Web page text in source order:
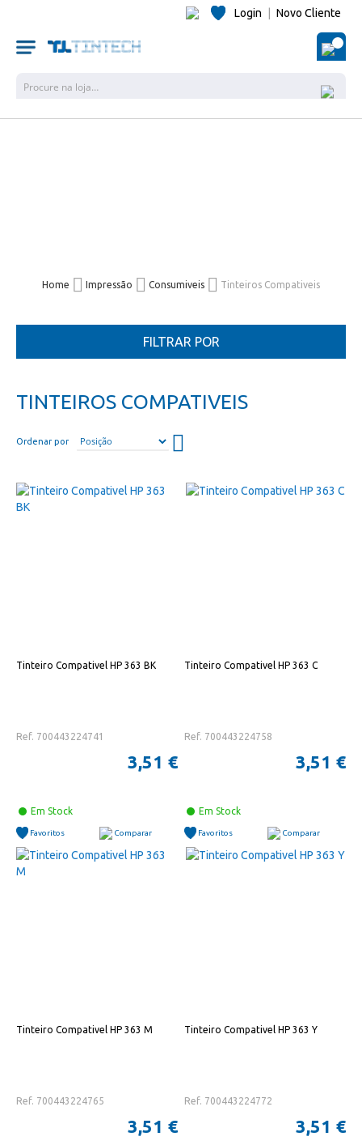
Login Novo Cliente
O
Home Impressão Consumiveis Tinteiros Compativeis
TINTEIROS COMPATIVEIS
Ordenar por
Tinteiro Compativel HP 363 BK
Ref. 700443224741
3,51 €
Em Stock
Favoritos Comparar
Tinteiro Compativel HP 363 C
Ref. 700443224758
3,51 €
Em Stock
Favoritos Comparar
Tinteiro Compativel HP 363 M
Ref. 700443224765
3,51 €
Tinteiro Compativel HP 363 Y
Ref. 700443224772
3,51 €
FILTRAR POR